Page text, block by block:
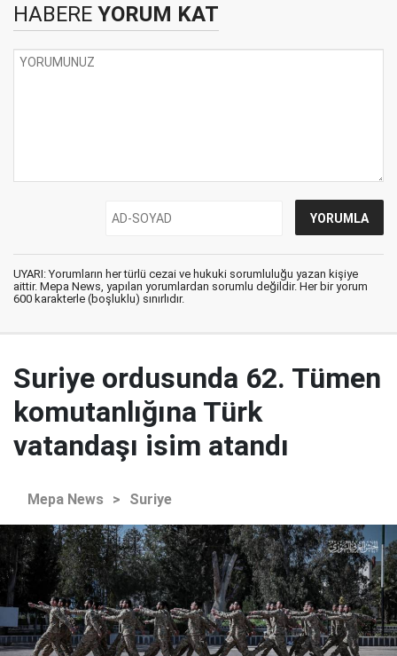
HABERE YORUM KAT
UYARI: Yorumların her türlü cezai ve hukuki sorumluluğu yazan kişiye
aittir. Mepa News, yapılan yorumlardan sorumlu değildir. Her bir yorum
600 karakterle (boşluklu) sınırlıdır.
Suriye ordusunda 62. Tümen
komutanlığına Türk
vatandaşı isim atandı
Mepa News > Suriye